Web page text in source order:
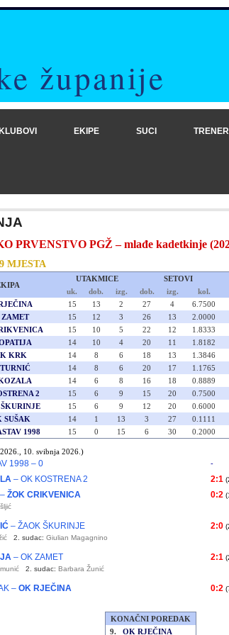
županije
KLUBOVI EKIPE SUCI TRENERI
PRVENSTVO PGŽ – mlađe kadetkinje
MJESTA
UTAKMICE SETOVI
uk. dob. izg. dob. izg. kol.
15 13 2 27 4 6.7500
15 12 3 26 13 2.0000
15 10 5 22 12 1.8333
14 10 4 20 11 1.8182
KRK 14 8 6 18 13 1.3846
14 8 6 20 17 1.1765
14 6 8 16 18 0.8889
2 15 6 9 15 20 0.7500
15 6 9 12 20 0.6000
SUŠAK 14 1 13 3 27 0.1111
1998 15 0 15 6 30 0.2000
10. svibnja 2026.)
1998 – 0 -
– OK KOSTRENA 2 2:1
ŽOK CRIKVENICA 0:2
– ŽAOK ŠKURINJE 2:0
2. sudac: Giulian Magagnino
– OK ZAMET 2:1
2. sudac: Barbara Žunić
– OK RJEČINA 0:2
KONAČNI POREDAK
9.
OK RJEČINA